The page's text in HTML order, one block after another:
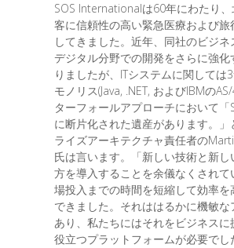
SOS Internationalは60年にわたり
客に信頼性の高い緊急医療および旅
してきました。近年、同社のビジネ
デジタル分野での開発をさらに強化
りましたが、ITシステムに関しては
モノリス(Java, .NET, およびIBMの
ターフォールアプローチにおいて「
に断片化された遺産があります。」
ライズアーキテクチャ責任者の
氏は言います。「新しい技術と新し
方を導入することを余儀なくされて
場投入までの時間を短縮して効率を
できました。それははるかに機敏な
あり、私たちにはそれをビジネスに
役立つプラットフォームが必要でし